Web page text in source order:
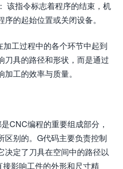
该指令标志着程序的结束，机
的起始位置或关闭设备。
加工过程中的各个环节中起到
刀具的路径和形状，而是通过
工的效率与质量。
CNC编程的重要组成部分，
区别的。G代码主要负责控制
决定了刀具在空间中的路径以
影响工件的外形和尺寸精